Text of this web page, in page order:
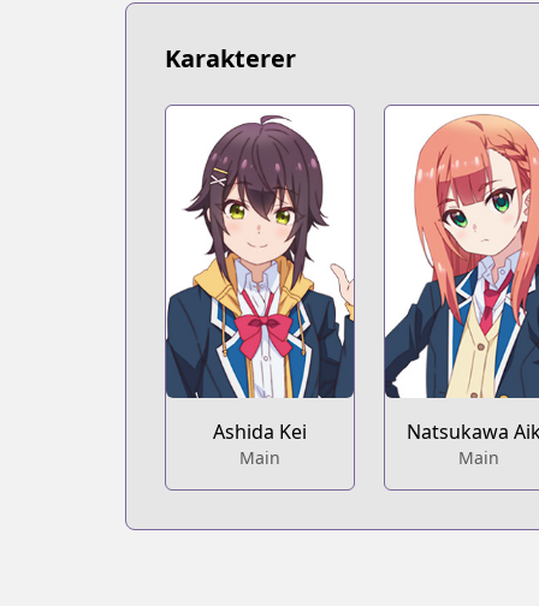
https://www.novelupdates.com/
Book☆Walker
Web Ace
Web Ace
https://web-ace.jp/shonenace/
ComicWalker
ComicWalker
https://comic-walker.com/contents/
Karakterer
Ashida Kei
Main
Natsukawa
Main